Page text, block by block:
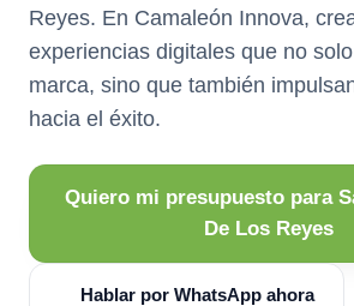
Reyes. En Camaleón Innova,
experiencias digitales que no
marca, sino que también
hacia el éxito.
Quiero mi presupuesto para
De Los Reyes
Hablar por WhatsApp ahora